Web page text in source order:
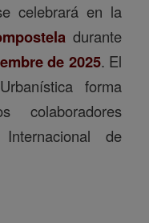
celebrará en la
durante
de 2025. El
forma
de